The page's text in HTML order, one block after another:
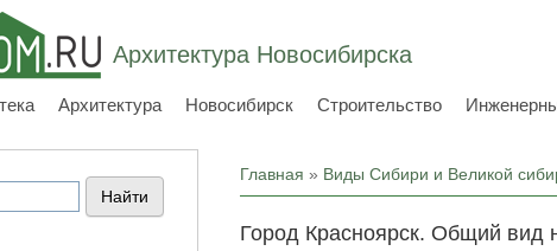
Архитектура Новосибирска
Архитектура Новосибирск Строительство
Вы здесь
Главная » Виды Сибири и Великой
Город Красноярск. Общий вид